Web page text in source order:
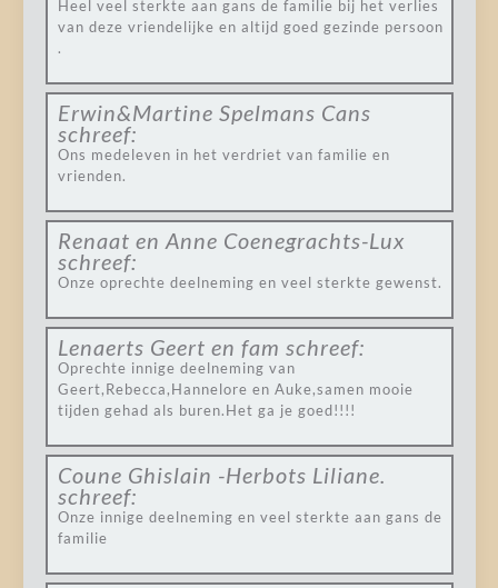
Heel veel sterkte aan gans de familie bij het verlies
van deze vriendelijke en altijd goed gezinde persoon
.
Erwin&Martine Spelmans Cans
schreef:
Ons medeleven in het verdriet van familie en
vrienden.
Renaat en Anne Coenegrachts-Lux
schreef:
Onze oprechte deelneming en veel sterkte gewenst.
Lenaerts Geert en fam schreef:
Oprechte innige deelneming van
Geert,Rebecca,Hannelore en Auke,samen mooie
tijden gehad als buren.Het ga je goed!!!!
Coune Ghislain -Herbots Liliane.
schreef:
Onze innige deelneming en veel sterkte aan gans de
familie